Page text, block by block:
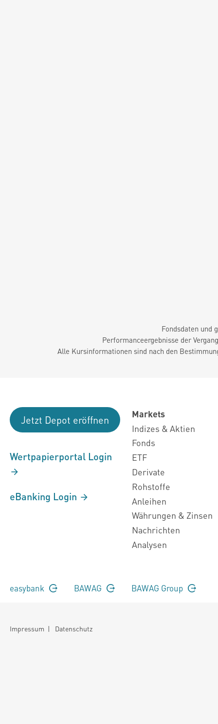
Fondsdaten und
Performanceergebnisse der
Alle Kursinformationen sind nach den
Jetzt Depot eröffnen
Wertpapierportal Login
eBanking Login
Markets
Indizes & Aktien
Fonds
ETF
Derivate
Rohstoffe
Anleihen
Währungen & Zinsen
Nachrichten
Analysen
easybank BAWAG BAWAG Group
Impressum | Datenschutz